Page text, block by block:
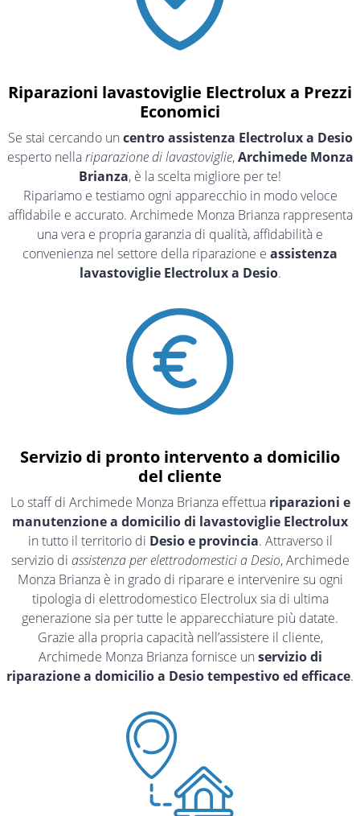
Riparazioni lavastoviglie Electrolux a Prezzi
Economici
Se stai cercando un centro assistenza Electrolux a Desio
esperto nellariparazione di lavastoviglie,Archimede Monza
Brianza, è la scelta migliore per te!
Ripariamo e testiamo ogni apparecchio in modo veloce
affidabile e accurato. Archimede Monza Brianza rappresenta
una vera e propria garanzia di qualità, affidabilità e
convenienza nel settore della riparazione e assistenza
lavastoviglie Electrolux a Desio.
Servizio di pronto intervento a domicilio
del cliente
Lo staff di Archimede Monza Brianza effettua riparazioni e
manutenzione a domicilio di lavastoviglie Electrolux
in tutto il territorio di Desio e provincia. Attraverso il
servizio di assistenza per elettrodomestici a Desio, Archimede
Monza Brianza è in grado di riparare e intervenire su ogni
tipologia di elettrodomestico Electrolux sia di ultima
generazione sia per tutte le apparecchiature più datate.
Grazie alla propria capacità nell’assistere il cliente,
Archimede Monza Brianza fornisce un servizio di
riparazione a domicilio a Desio tempestivo ed efficace.